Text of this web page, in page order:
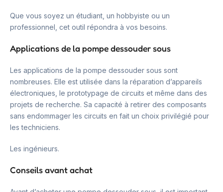
Que vous soyez un étudiant, un hobbyiste ou un
professionnel, cet outil répondra à vos besoins.
Applications de la pompe dessouder sous
Les applications de la pompe dessouder sous sont
nombreuses. Elle est utilisée dans la réparation d’appareils
électroniques, le prototypage de circuits et même dans des
projets de recherche. Sa capacité à retirer des composants
sans endommager les circuits en fait un choix privilégié pour
les techniciens.
Les ingénieurs.
Conseils avant achat